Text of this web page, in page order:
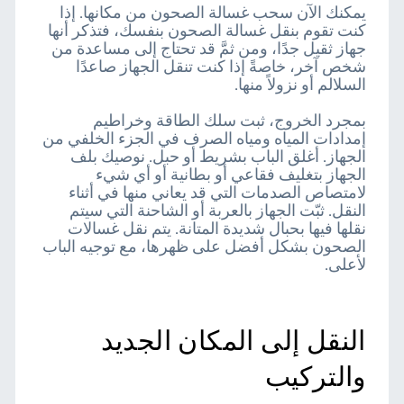
يمكنك الآن سحب غسالة الصحون من مكانها. إذا
كنت تقوم بنقل غسالة الصحون بنفسك، فتذكر أنها
جهاز ثقيل جدًا، ومن ثمَّ قد تحتاج إلى مساعدة من
شخص آخر، خاصةً إذا كنت تنقل الجهاز صاعدًا
السلالم أو نزولاً منها.
بمجرد الخروج، ثبت سلك الطاقة وخراطيم
إمدادات المياه ومياه الصرف في الجزء الخلفي من
الجهاز. أغلق الباب بشريط أو حبل. نوصيك بلف
الجهاز بتغليف فقاعي أو بطانية أو أي شيء
لامتصاص الصدمات التي قد يعاني منها في أثناء
النقل. ثبّت الجهاز بالعربة أو الشاحنة التي سيتم
نقلها فيها بحبال شديدة المتانة. يتم نقل غسالات
الصحون بشكل أفضل على ظهرها، مع توجيه الباب
لأعلى.
النقل إلى المكان الجديد
والتركيب